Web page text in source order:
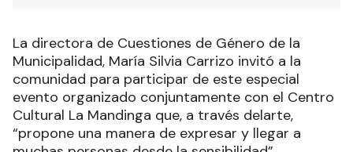
La directora de Cuestiones de Género de la
Municipalidad, María Silvia Carrizo invitó a la
comunidad para participar de este especial
evento organizado conjuntamente con el Centro
Cultural La Mandinga que, a través delarte,
“propone una manera de expresar y llegar a